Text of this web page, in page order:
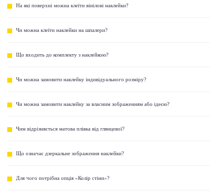
На які поверхні можна клеїти вінілові наклейки?
Чи можна клеїти наклейки на шпалери?
Що входить до комплекту з наклейкою?
Чи можна замовити наклейку індивідуального розміру?
Чи можна замовити наклейку за власним зображенням або ідеєю?
Чим відрізняється матова плівка від глянцевої?
Що означає дзеркальне зображення наклейки?
Для чого потрібна опція «Колір стіни»?